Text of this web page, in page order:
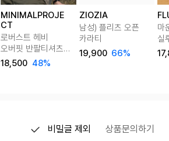
MINIMALPROJE
CT
로버스트 헤비
오버핏 반팔티셔츠
MST127 8color
18,500 48%
ZIOZIA
남성) 플리츠 오픈
카라티
19,900 66%
마
실
비밀글 제외 상품문의하기